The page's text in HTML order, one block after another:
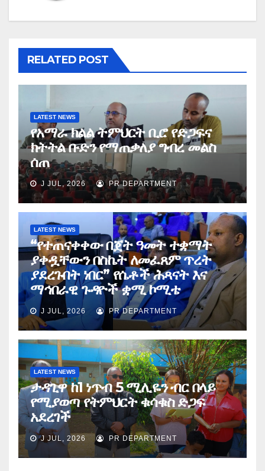
RELATED POST
LATEST NEWS
የአማራ ክልል ትምህርት ቢሮ የድጋፍና
ክትትል ቡድን የማጠቃለያ ግብረ መልስ
ሰጠ
J JUL, 2026 PR DEPARTMENT
LATEST NEWS
“የተጠናቀቀው በጀት ዓመት ተቋማት
ያቀዷቸውን በስኬት ለመፈጸም ጥረት
ያደረጉበት ነበር” የሴቶች ሕጻናት እና
ማኅበራዊ ጉዳዮች ቋሚ ኮሚቴ
J JUL, 2026 PR DEPARTMENT
LATEST NEWS
ታዳጊዋ ከ1 ነጥብ 5 ሚሊዬን ብር በላይ
የሚያወጣ የትምህርት ቁሳቁስ ድጋፍ
አደረገች
J JUL, 2026 PR DEPARTMENT